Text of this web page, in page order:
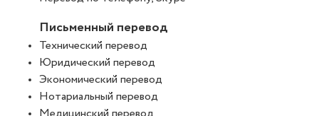
Письменный перевод
Технический перевод
Юридический перевод
Экономический перевод
Нотариальный перевод